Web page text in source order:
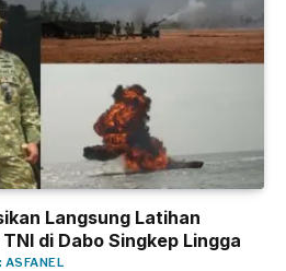
Langsung Latihan
di Dabo Singkep Lingga
ASFANEL